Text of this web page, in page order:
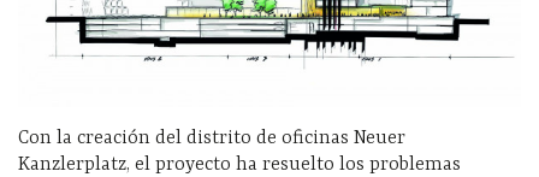
Con la creación del distrito de oficinas Neuer
Kanzlerplatz, el proyecto ha resuelto los problemas